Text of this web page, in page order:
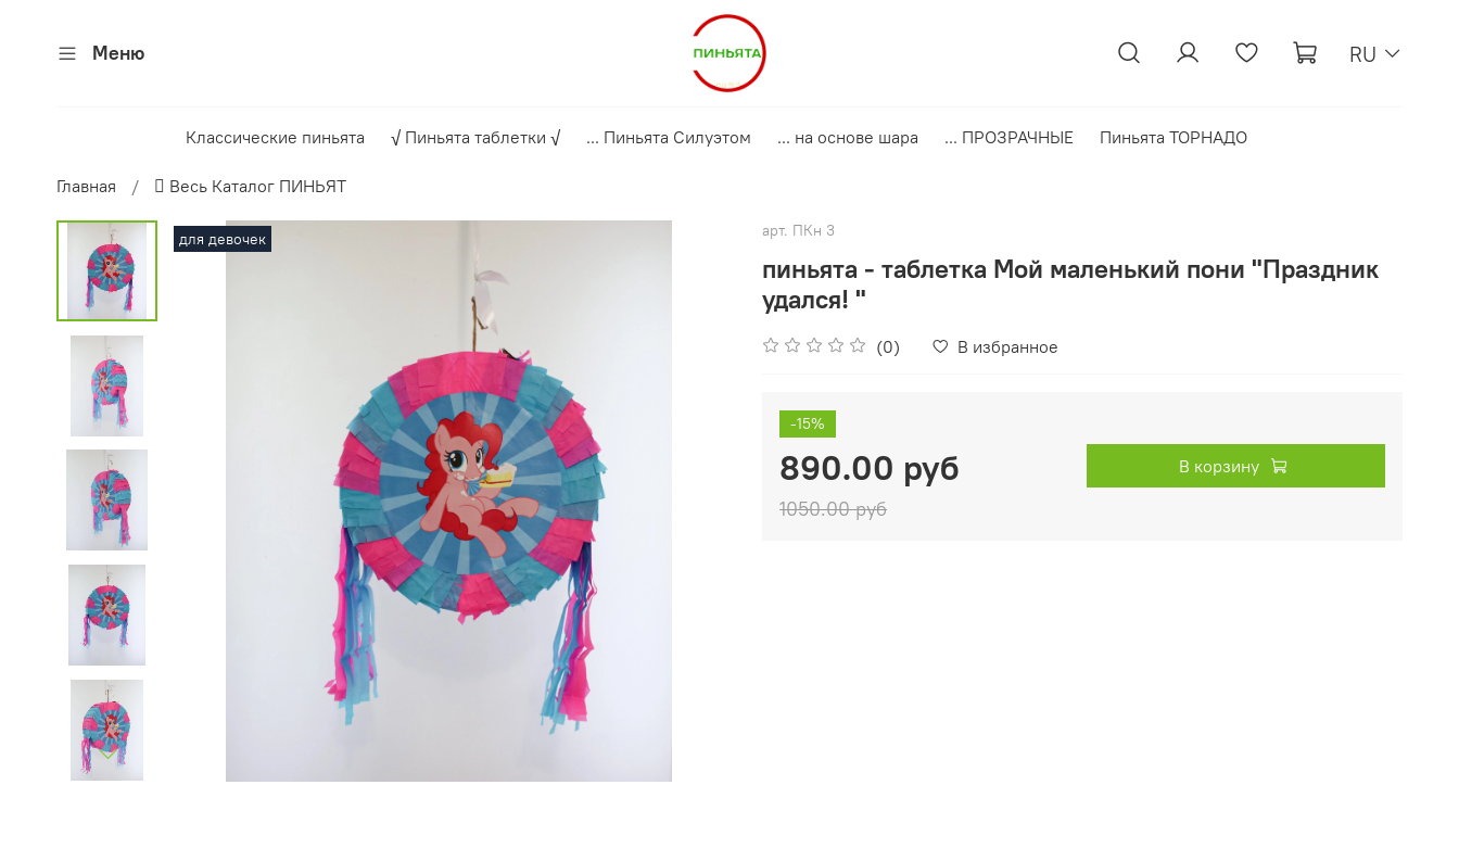
Меню RU
Классические пиньята √ Пиньята таблетки √ ... Пиньята Силуэтом ... на основе шара ... ПРОЗРАЧНЫЕ Пиньята ТОРНАДО
Главная  Весь Каталог ПИНЬЯТ
для девочек арт. ПКн 3
пиньята - таблетка Мой маленький пони "Праздник
удался! "
(0) В избранное
-15%
890.00 руб
1050.00 руб
В корзину